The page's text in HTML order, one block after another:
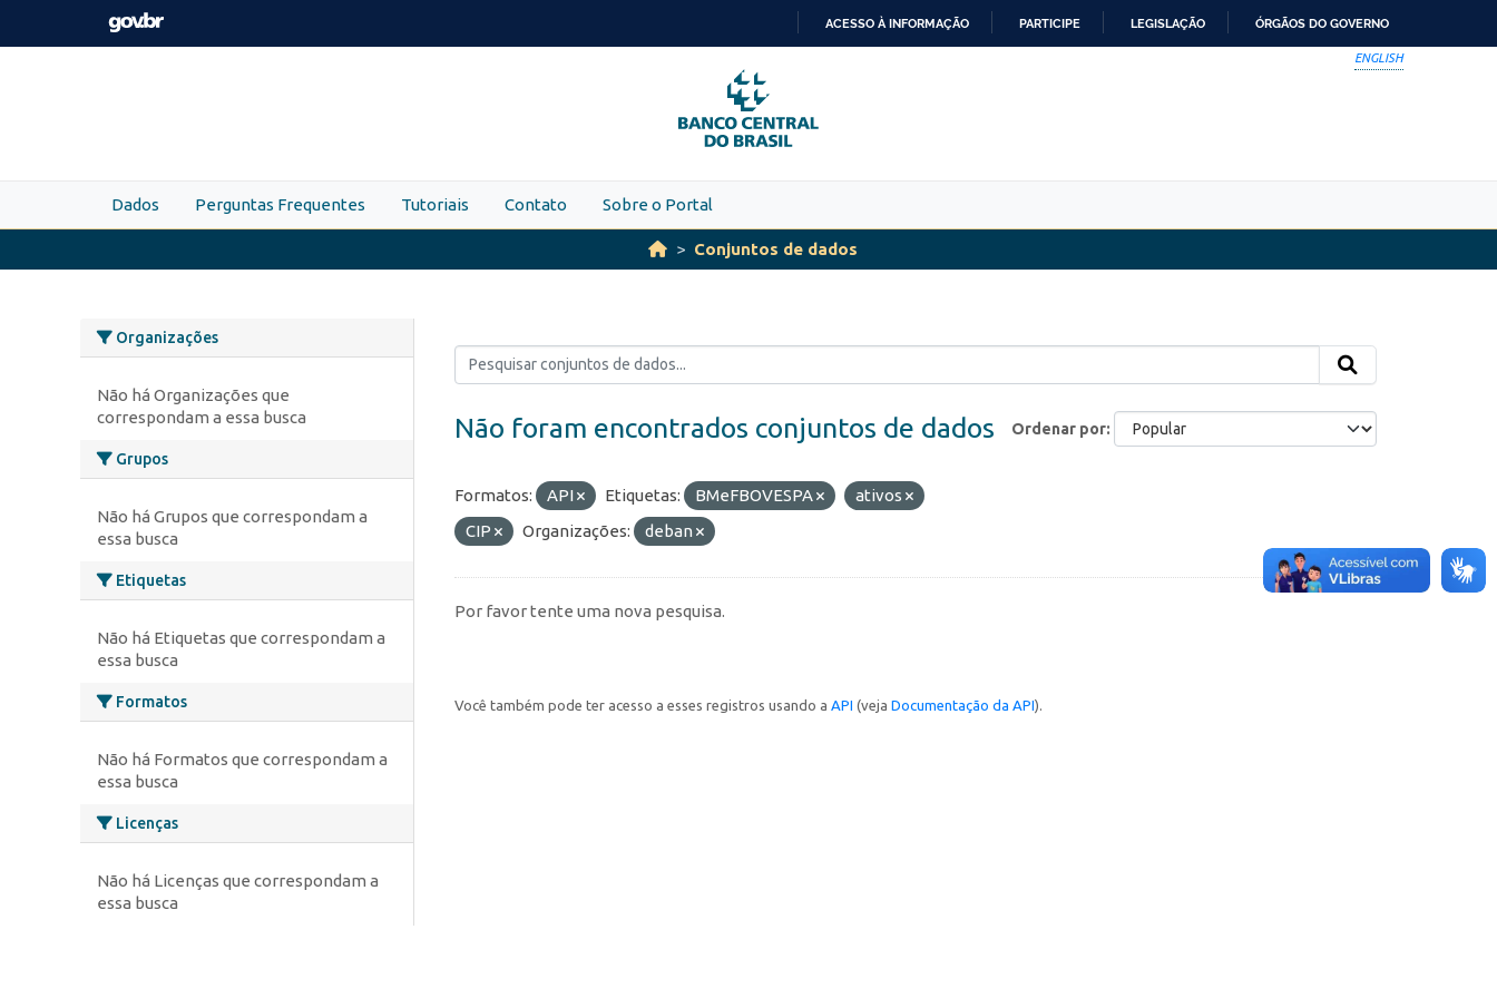
Skip to main content
PARA
O
CONTEÚDO
ACESSO À INFORMAÇÃO PARTICIPE LEGISLAÇÃO ÓRGÃOS DO GOVERNO
ENGLISH
Dados Perguntas Frequentes Tutoriais Contato Sobre o Portal
Conjuntos de dados
Organizações
Não há Organizações que
correspondam a essa busca
Grupos
Não há Grupos que correspondam a
essa busca
Etiquetas
Não há Etiquetas que correspondam a
essa busca
Formatos
Não há Formatos que correspondam a
essa busca
Licenças
Não há Licenças que correspondam a
essa busca
Ordenar por
Não foram encontrados conjuntos de dados
Formatos: API Etiquetas: BMeFBOVESPA
ativos
CIP
Organizações: deban
Por favor tente uma nova pesquisa.
Você também pode ter acesso a esses registros usando a API (veja Documentação da API).